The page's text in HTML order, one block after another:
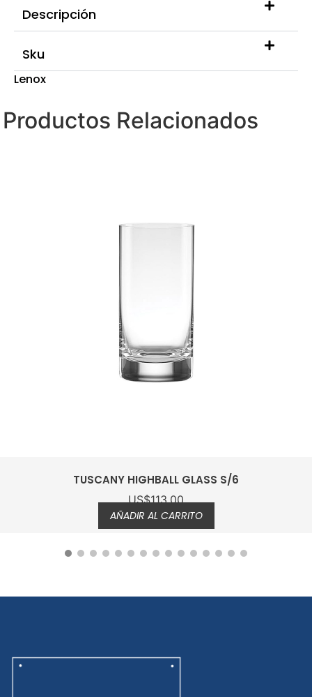
Descripción
Sku
Lenox
Productos Relacionados
TUSCANY DOF GLASS S/6
US$113.00
AÑADIR AL CARRITO